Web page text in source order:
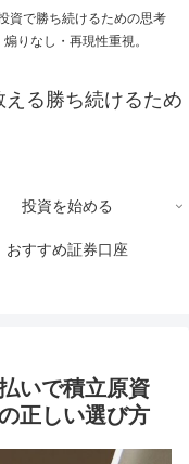
資で勝ち続けるための思考
りなし・再現性重視。
る勝ち続けるため
投資を始める
おすすめ証券口座
いで積立原資
正しい選び方